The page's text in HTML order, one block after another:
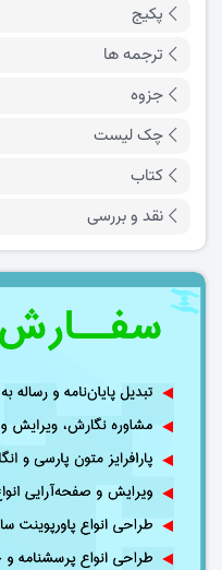
پکیج
ترجمه ها
جزوه
چک لیست
کتاب
نقد و بررسی